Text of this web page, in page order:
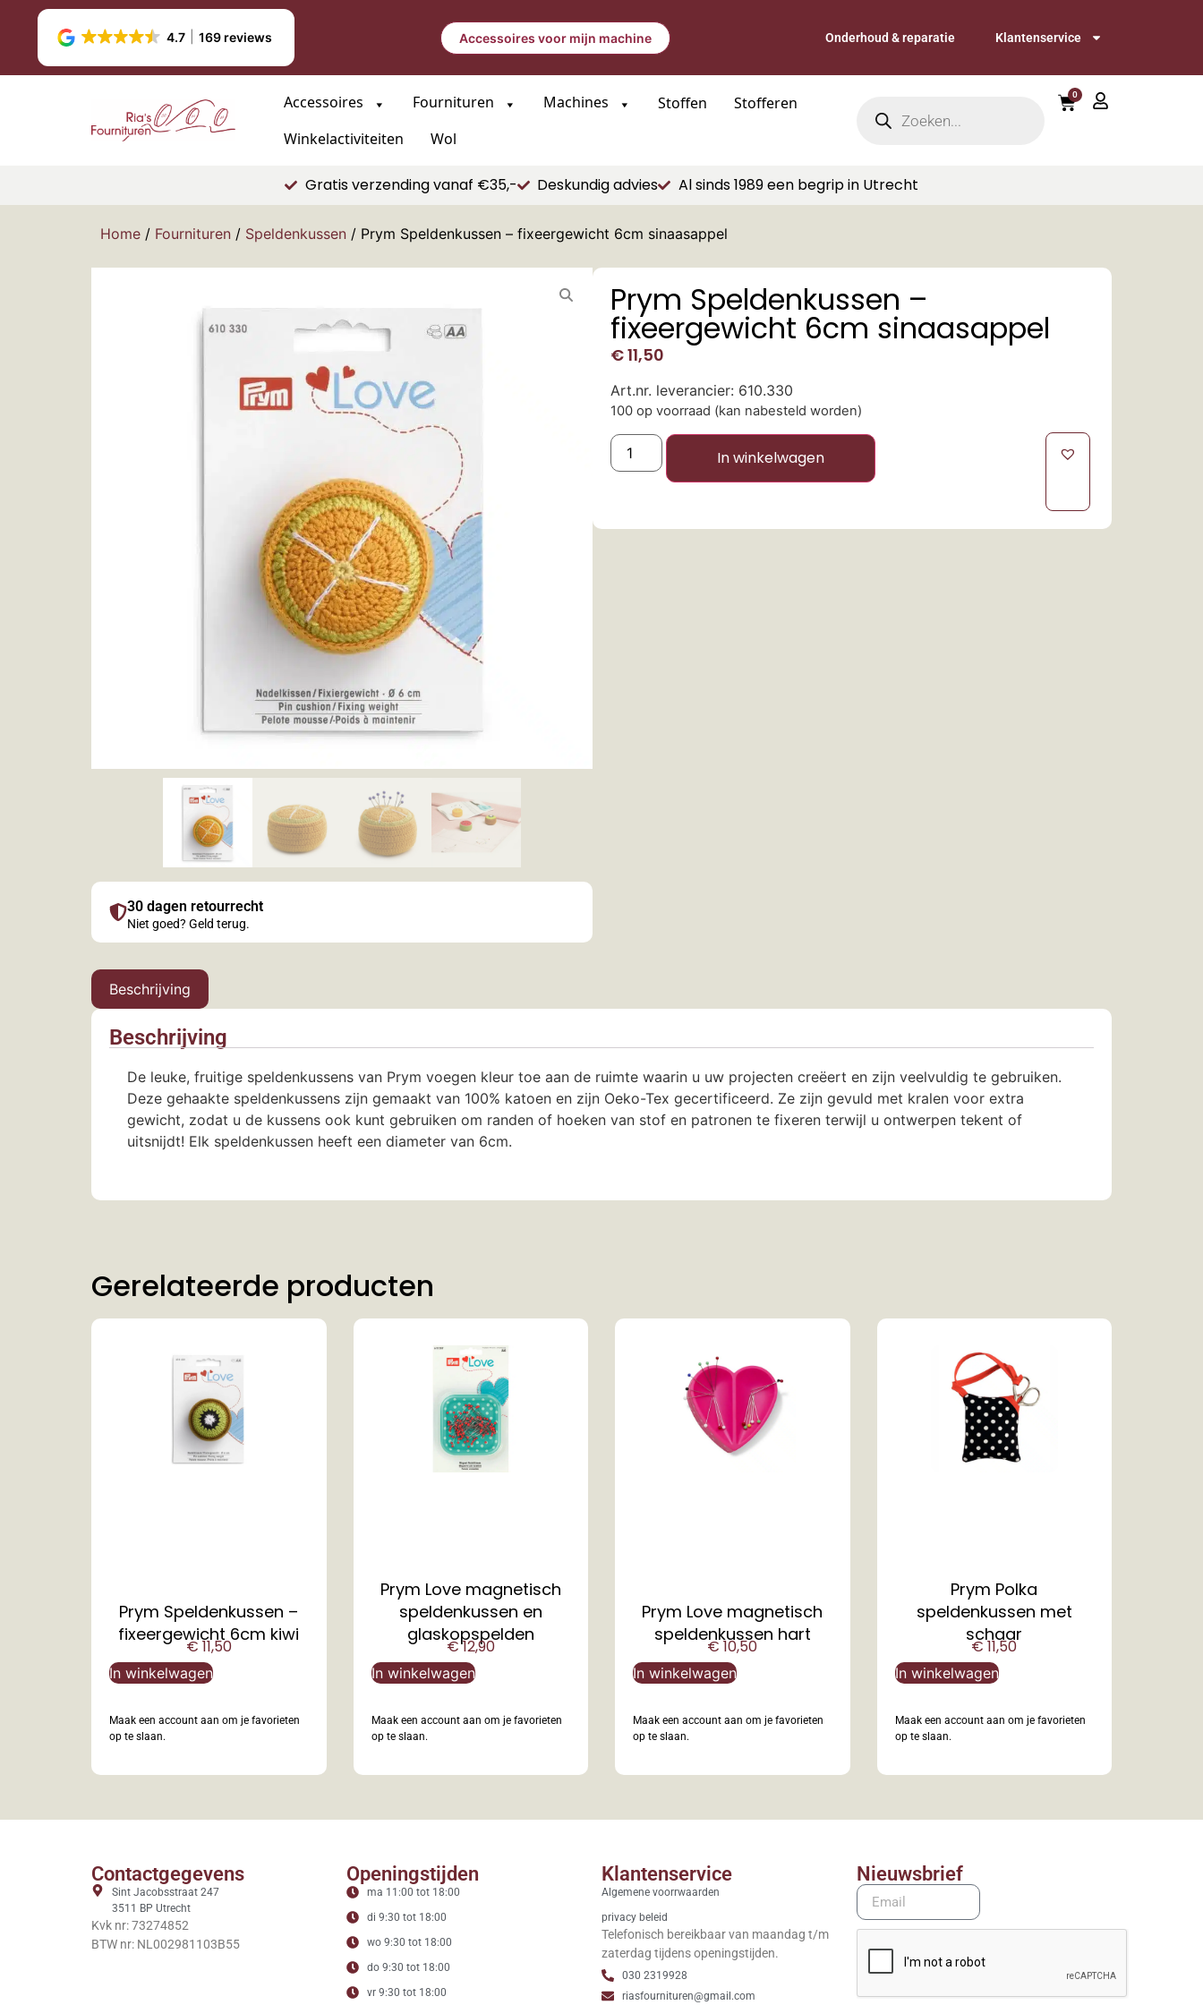
4.7 169 reviews Accessoires voor mijn machine Onderhoud & reparatie Klantenservice
Accessoires Fournituren Machines Stoffen
Stofferen
Winkelactiviteiten
Wol
0
Gratis verzending vanaf €35,- Deskundig advies Al sinds 1989 een begrip in Utrecht
Home / Fournituren / Speldenkussen / Prym Speldenkussen – fixeergewicht 6cm sinaasappel
30 dagen retourrecht
Niet goed? Geld terug.
Prym Speldenkussen –
fixeergewicht 6cm sinaasappel
€11,50
Art.nr. leverancier: 610.330
100 op voorraad (kan nabesteld worden)
In winkelwagen
Beschrijving
Beschrijving
De leuke, fruitige speldenkussens van Prym voegen kleur toe aan de ruimte waarin u uw projecten creëert en zijn veelvuldig te gebruiken.
Deze gehaakte speldenkussens zijn gemaakt van 100% katoen en zijn Oeko-Tex gecertificeerd. Ze zijn gevuld met kralen voor extra
gewicht, zodat u de kussens ook kunt gebruiken om randen of hoeken van stof en patronen te fixeren terwijl u ontwerpen tekent of
uitsnijdt! Elk speldenkussen heeft een diameter van 6cm.
Gerelateerde producten
Prym Speldenkussen –
fixeergewicht 6cm kiwi
€11,50
In winkelwagen
Maak een account aan om je favorieten
op te slaan.
Prym Love magnetisch
speldenkussen en
glaskopspelden
€12,90
In winkelwagen
Maak een account aan om je favorieten
op te slaan.
Prym Love magnetisch
speldenkussen hart
€10,50
In winkelwagen
Maak een account aan om je favorieten
op te slaan.
Prym Polka
speldenkussen met
schaar
€11,50
In winkelwagen
Maak een account aan om je favorieten
op te slaan.
Contactgegevens
Sint Jacobsstraat 247
3511 BP Utrecht
Kvk nr: 73274852
BTW nr: NL002981103B55
Openingstijden
ma 11:00 tot 18:00
di 9:30 tot 18:00
wo 9:30 tot 18:00
do 9:30 tot 18:00
vr 9:30 tot 18:00
Klantenservice
Algemene voorrwaarden
privacy beleid
Telefonisch bereikbaar van maandag t/m
zaterdag tijdens openingstijden.
030 2319928
riasfournituren@gmail.com
Nieuwsbrief